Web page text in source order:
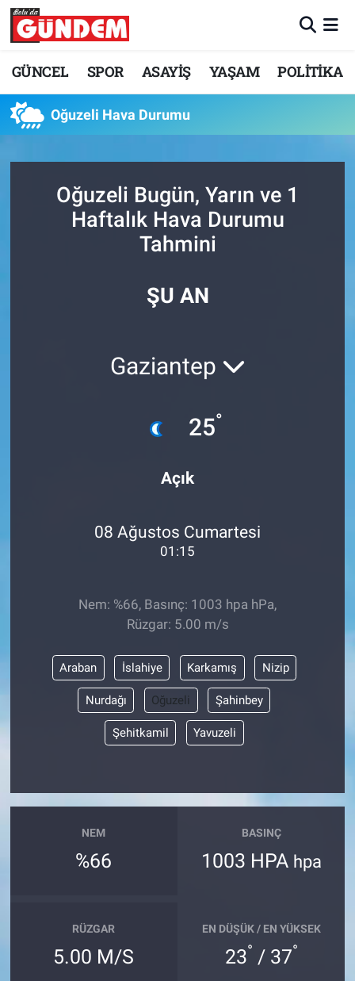
GÜNCEL SPOR ASAYİŞ YAŞAM POLİTİKA
Oğuzeli Hava Durumu
Oğuzeli Bugün, Yarın ve 1
Haftalık Hava Durumu
Tahmini
ŞU AN
Gaziantep
25°
Açık
08 Ağustos Cumartesi
01:15
Nem: %66, Basınç: 1003 hpa hPa,
Rüzgar: 5.00 m/s
Araban İslahiye Karkamış Nizip
Nurdağı Oğuzeli Şahinbey
Şehitkamil Yavuzeli
NEM
%66
BASINÇ
1003 HPA hpa
RÜZGAR
5.00 M/S
EN DÜŞÜK / EN YÜKSEK
23° / 37°
Merkez Nöbetçi Eczaneler
Süper Lig Puan Durumu ve Fikstür
Tüm Manşetler